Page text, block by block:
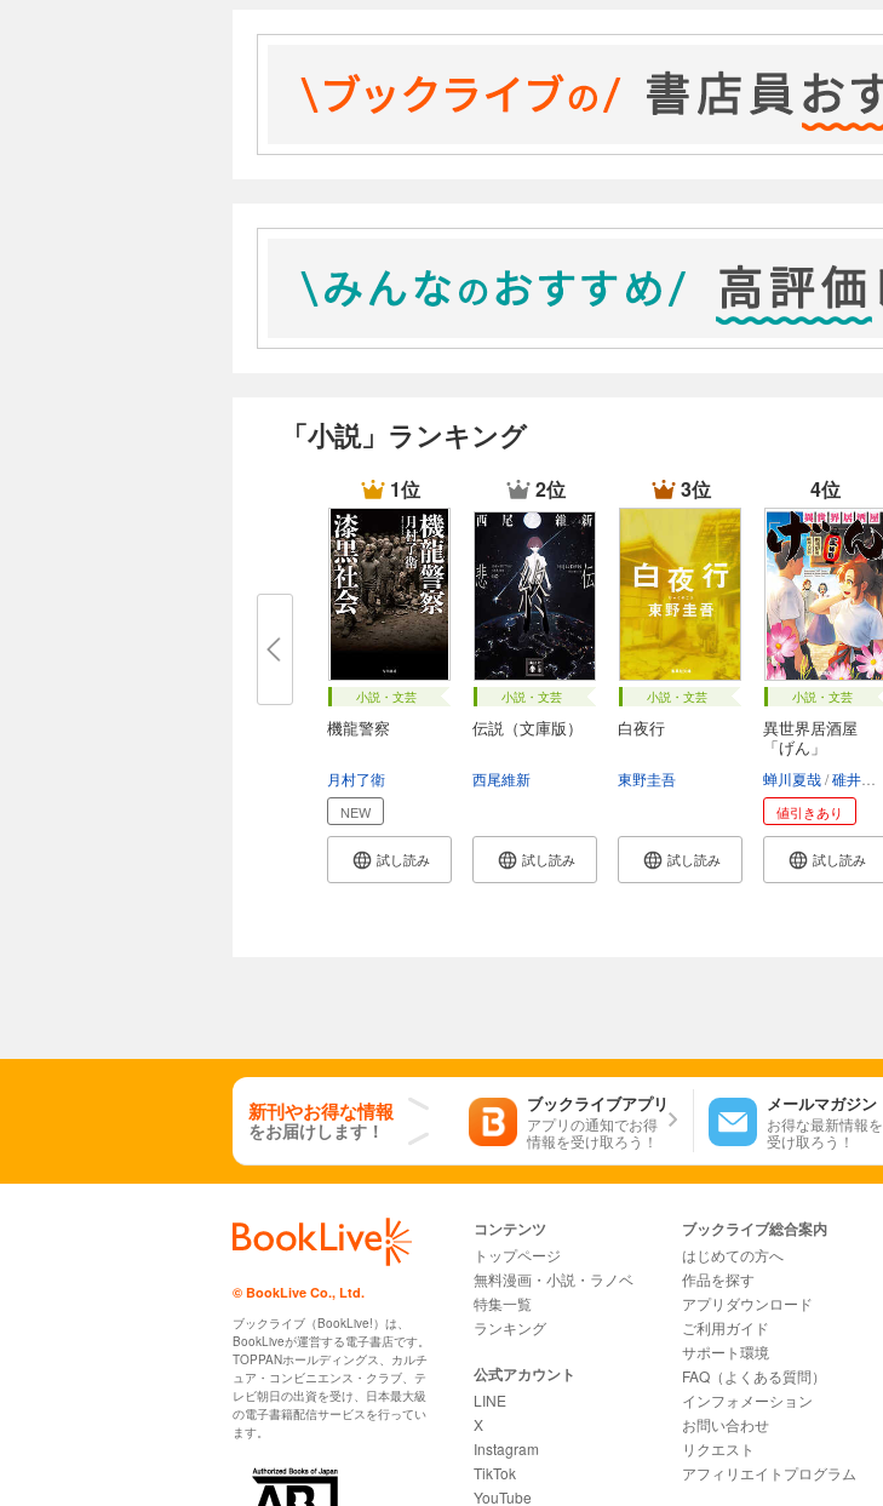
「小説」ランキング
1位
小説・文芸
機龍警察
月村了衛
NEW
試し読み
2位
小説・文芸
伝説（文庫版）
西尾維新
試し読み
3位
小説・文芸
白夜行
東野圭吾
試し読み
4位
小説・文芸
異世界居酒屋
「げん」
蝉川夏哉 碓井ツカサ
値引きあり
試し読み
新刊やお得な情報
をお届けします！
ブックライブアプリ
アプリの通知でお得
情報を受け取ろう！
メールマガジン
お得な最新情報を
受け取ろう！
© BookLive Co., Ltd.
ブックライブ（BookLive!）は、
BookLiveが運営する電子書店です。
TOPPANホールディングス、カルチ
ュア・コンビニエンス・クラブ、テ
レビ朝日の出資を受け、日本最大級
の電子書籍配信サービスを行ってい
ます。
コンテンツ
トップページ
無料漫画・小説・ラノベ
特集一覧
ランキング
公式アカウント
LINE
X
Instagram
TikTok
YouTube
ブックライブ総合案内
はじめての方へ
作品を探す
アプリダウンロード
ご利用ガイド
サポート環境
FAQ（よくある質問）
インフォメーション
お問い合わせ
リクエスト
アフィリエイトプログラム